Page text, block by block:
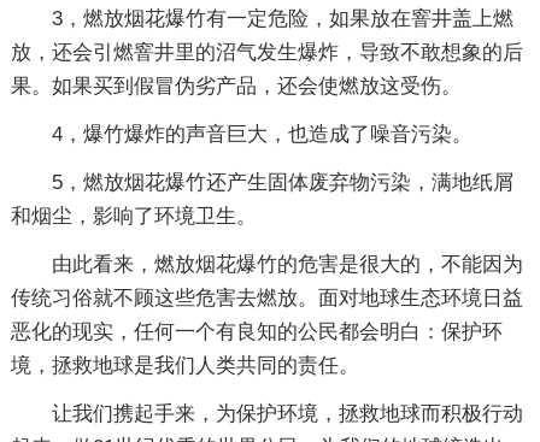
3，燃放烟花爆竹有一定危险，如果放在窨井盖上燃
放，还会引燃窨井里的沼气发生爆炸，导致不敢想象的后
果。如果买到假冒伪劣产品，还会使燃放这受伤。
4，爆竹爆炸的声音巨大，也造成了噪音污染。
5，燃放烟花爆竹还产生固体废弃物污染，满地纸屑
和烟尘，影响了环境卫生。
由此看来，燃放烟花爆竹的危害是很大的，不能因为
传统习俗就不顾这些危害去燃放。面对地球生态环境日益
恶化的现实，任何一个有良知的公民都会明白：保护环
境，拯救地球是我们人类共同的责任。
让我们携起手来，为保护环境，拯救地球而积极行动